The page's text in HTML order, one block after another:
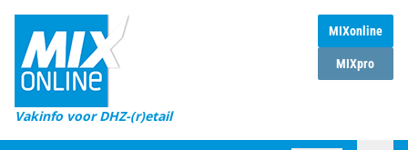
MIXonline
MIXpro
Vakinfo voor DHZ-(r)etail
Home
Magazines